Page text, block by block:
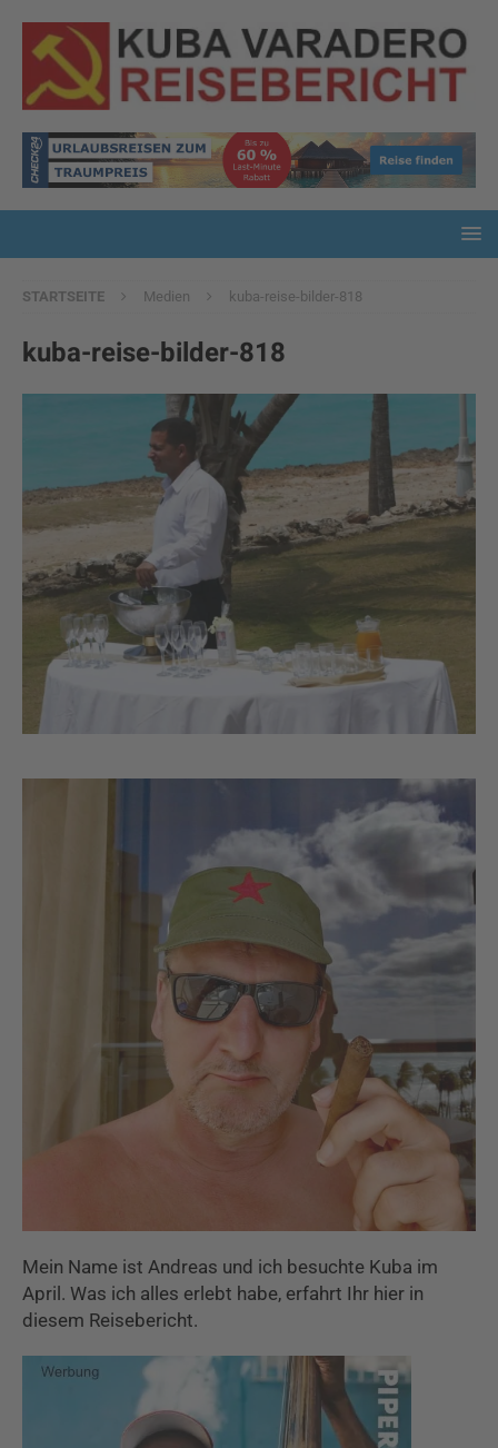
STARTSEITE Medien kuba-reise-bilder-818
kuba-reise-bilder-818
Mein Name ist Andreas und ich besuchte Kuba im
April. Was ich alles erlebt habe, erfahrt Ihr hier in
diesem Reisebericht.